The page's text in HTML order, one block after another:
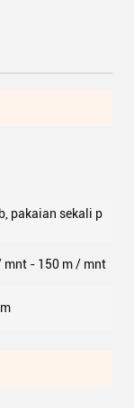
pakaian sekali p
mnt - 150 m / mnt